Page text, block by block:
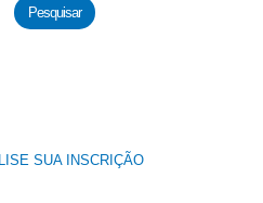
Pesquisar
SUA INSCRIÇÃO